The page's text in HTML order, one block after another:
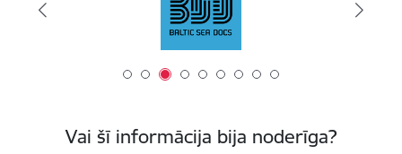
Vai šī informācija bija noderīga?